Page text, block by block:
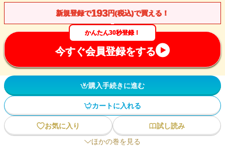
新規登録で193円(税込)で買える！
かんたん30秒登録！
今すぐ会員登録をする
購入手続きに進む
カートに入れる
お気に入り
試し読み
ほかの巻を見る